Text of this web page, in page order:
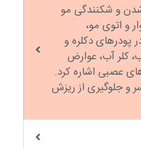
و شکنندگی مو
و اتوی مو،
پودرهای دکلره و
کلر آب، عوارض
عصبی اشاره کرد.
و جلوگیری از ریزش